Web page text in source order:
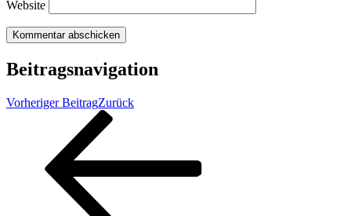
Website
Beitragsnavigation
Vorheriger BeitragZurück